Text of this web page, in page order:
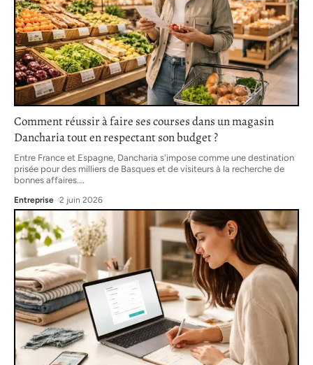
Comment réussir à faire ses courses dans un magasin
Dancharia tout en respectant son budget ?
Entre France et Espagne, Dancharia s'impose comme une destination
prisée pour des milliers de Basques et de visiteurs à la recherche de
bonnes affaires.…
Entreprise 2 juin 2026